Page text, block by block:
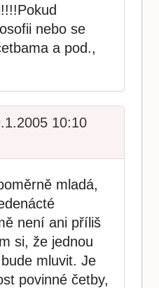
nebo se
a pod.,
10:10
mladá,
není ani příliš
si, že jednou
mluvit. Je
povinné četby,